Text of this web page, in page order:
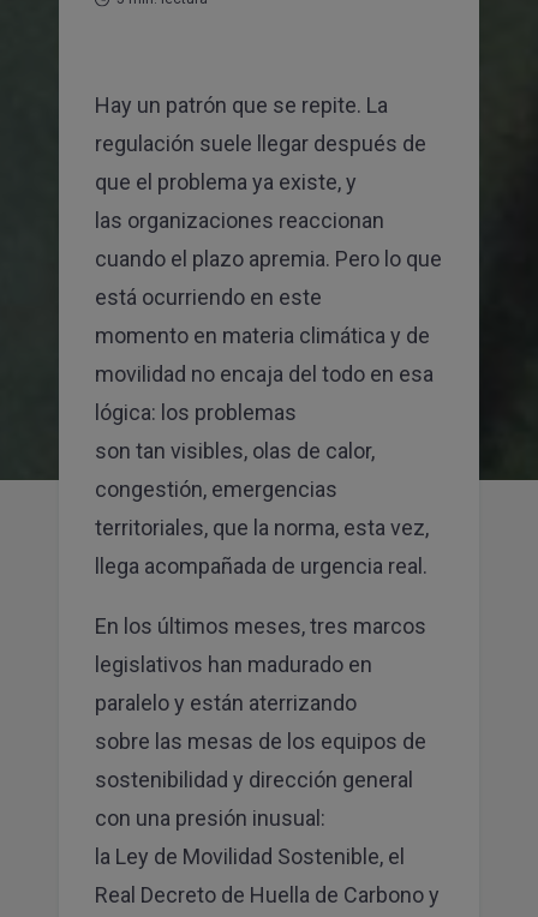
Hay un patrón que se repite. La
regulación suele llegar después de
que el problema ya existe, y
las organizaciones reaccionan
cuando el plazo apremia. Pero lo que
está ocurriendo en este
momento en materia climática y de
movilidad no encaja del todo en esa
lógica: los problemas
son tan visibles, olas de calor,
congestión, emergencias
territoriales, que la norma, esta vez,
llega acompañada de urgencia real.
En los últimos meses, tres marcos
legislativos han madurado en
paralelo y están aterrizando
sobre las mesas de los equipos de
sostenibilidad y dirección general
con una presión inusual:
la Ley de Movilidad Sostenible, el
Real Decreto de Huella de Carbono y